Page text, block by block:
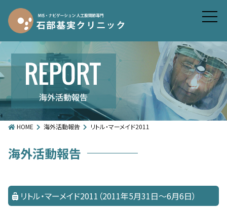
HOME 海外活動報告 リトル・マーメイド2011
海外活動報告
リトル・マーメイド2011（2011年5月31日～6月6日）